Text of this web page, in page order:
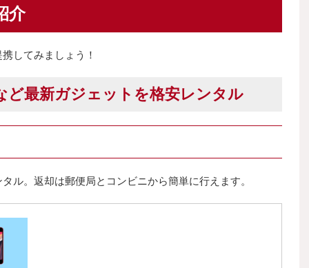
介
してみましょう！
ど最新ガジェットを格安レンタル
ル。返却は郵便局とコンビニから簡単に行えます。